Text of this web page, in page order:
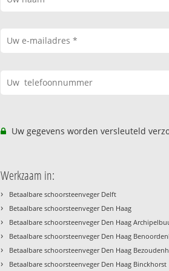
Uw gegevens worden versleuteld
Werkzaam in:
› Betaalbare schoorsteenveger Delft
› Betaalbare schoorsteenveger Den Haag
› Betaalbare schoorsteenveger Den Haag
› Betaalbare schoorsteenveger Den Haag
› Betaalbare schoorsteenveger Den Haag
› Betaalbare schoorsteenveger Den Haag Binckhorst